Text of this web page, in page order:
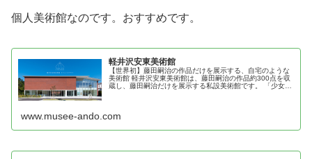
個人美術館なのです。おすすめです。
軽井沢安東美術館
【世界初】藤田嗣治の作品だけを展示する、自宅のような
美術館 軽井沢安東美術館は、藤田嗣治の作品約300点を収
蔵し、藤田嗣治だけを展示する私設美術館です。 「少女」
www.musee-ando.com